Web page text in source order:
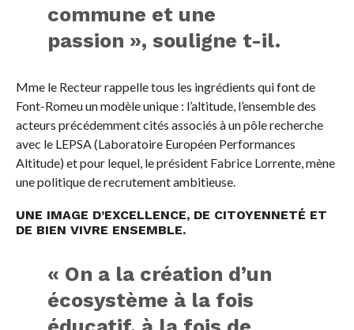
commune et une
passion », souligne t-il.
Mme le Recteur rappelle tous les ingrédients qui font de
Font-Romeu un modèle unique : l’altitude, l’ensemble des
acteurs précédemment cités associés à un pôle recherche
avec le LEPSA (Laboratoire Européen Performances
Altitude) et pour lequel, le président Fabrice Lorrente, mène
une politique de recrutement ambitieuse.
UNE IMAGE D’EXCELLENCE, DE CITOYENNETÉ ET
DE BIEN VIVRE ENSEMBLE.
« On a la création d’un
écosystème à la fois